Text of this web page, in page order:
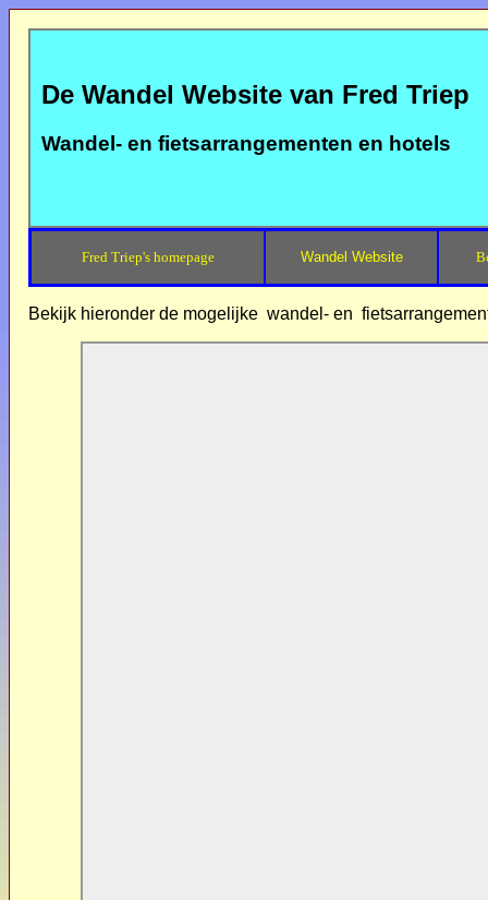
De Wandel Website van Fred Triep
Wandel- en fietsarrangementen en hotels
Fred Triep's homepage Wandel Website
Bekijk hieronder de mogelijke wandel- en